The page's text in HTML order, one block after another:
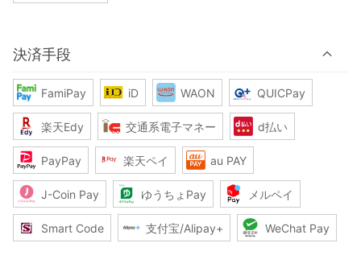
決済手段
FamiPay iD WAON QUICPay
楽天Edy 交通系電子マネー d払い
PayPay 楽天ペイ au PAY
J-Coin Pay ゆうちょPay メルペイ
Smart Code 支付宝/Alipay+ WeChat Pay